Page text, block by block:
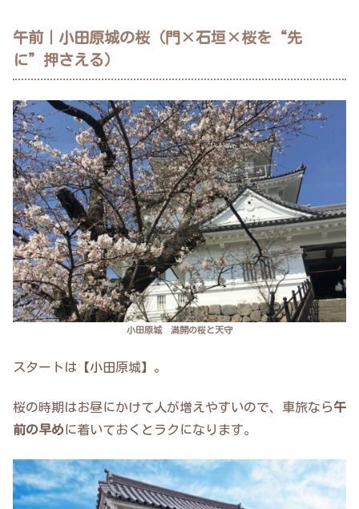
午前｜小田原城の桜（門×石垣×桜を“先
に”押さえる）
小田原城 満開の桜と天守
スタートは【小田原城】。
桜の時期はお昼にかけて人が増えやすいので、車旅なら午
前の早めに着いておくとラクになります。